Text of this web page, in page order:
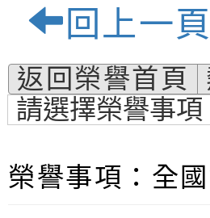
專注力研
緒學習與
梯次)」
檢送桃園
字稿及
函轉「
海報電子
檢送桃園
「小桃家7
「HELLO
有關本局
年─青春
為配合政
地
回上一頁
返回榮譽首頁
請選擇榮譽事項
榮譽事項：全